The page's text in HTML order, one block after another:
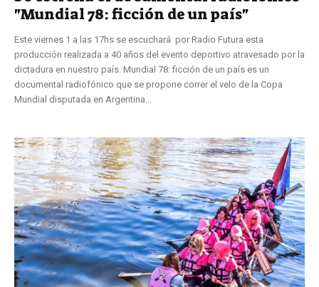
"Mundial 78: ficción de un país"
Este viernes 1 a las 17hs se escuchará por Radio Futura esta
producción realizada a 40 años del evento deportivo atravesado por la
dictadura en nuestro país. Mundial 78: ficción de un país es un
documental radiofónico que se propone correr el velo de la Copa
Mundial disputada en Argentina...